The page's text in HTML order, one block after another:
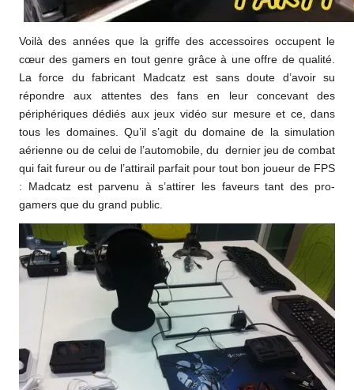
Voilà des années que la griffe des accessoires occupent le
cœur des gamers en tout genre grâce à une offre de qualité.
La force du fabricant Madcatz est sans doute d’avoir su
répondre aux attentes des fans en leur concevant des
périphériques dédiés aux jeux vidéo sur mesure et ce, dans
tous les domaines. Qu’il s’agit du domaine de la simulation
aérienne ou de celui de l’automobile, du dernier jeu de combat
qui fait fureur ou de l’attirail parfait pour tout bon joueur de FPS
: Madcatz est parvenu à s’attirer les faveurs tant des pro-
gamers que du grand public.